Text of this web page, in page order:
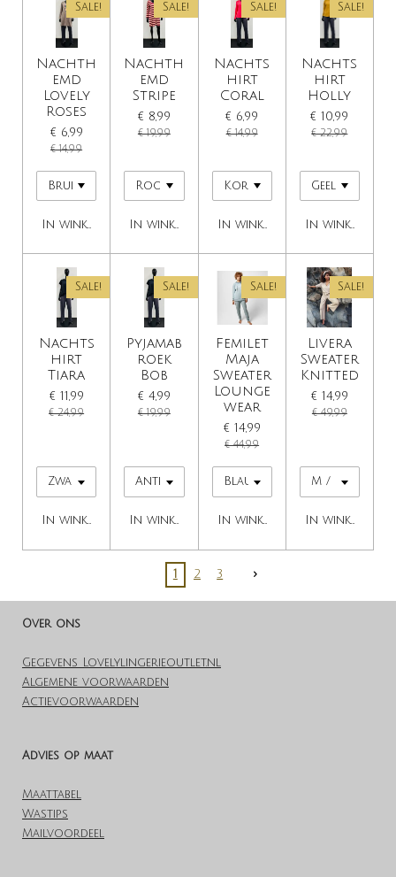
Sale!
Nachth
emd
Lovely
Roses
€ 6,99
€ 14,99
In winkelwagen
Sale!
Nachth
emd
Stripe
€ 8,99
€ 19,99
In winkelwagen
Sale!
Nachts
hirt
Coral
€ 6,99
€ 14,99
In winkelwagen
Sale!
Nachts
hirt
Holly
€ 10,99
€ 22,99
In
Sale!
Nachts
hirt
Tiara
€ 11,99
€ 24,99
In winkelwagen
Sale!
Pyjamab
roek
Bob
€ 4,99
€ 19,99
In winkelwagen
Sale!
Femilet
Maja
Sweater
Lounge
wear
€ 14,99
€ 44,99
In winkelwagen
Sale!
Livera
Sweater
Knitted
€ 14,99
€ 49,99
In
1 2 3
Over ons
Gegevens Lovelylingerieoutlet.nl
Algemene voorwaarden
Actievoorwaarden
Advies op maat
Maattabel
Wastips
Mailvoordeel